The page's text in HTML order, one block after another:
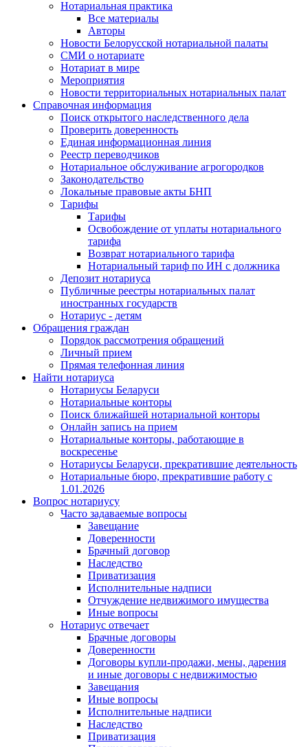
Нотариальная практика
Все материалы
Авторы
Новости Белорусской нотариальной палаты
СМИ о нотариате
Нотариат в мире
Мероприятия
Новости территориальных нотариальных палат
Справочная информация
Поиск открытого наследственного дела
Проверить доверенность
Единая информационная линия
Реестр переводчиков
Нотариальное обслуживание агрогородков
Законодательство
Локальные правовые акты БНП
Тарифы
Тарифы
Освобождение от уплаты нотариального
тарифа
Возврат нотариального тарифа
Нотариальный тариф по ИН с должника
Депозит нотариуса
Публичные реестры нотариальных палат
иностранных государств
Нотариус - детям
Обращения граждан
Порядок рассмотрения обращений
Личный прием
Прямая телефонная линия
Найти нотариуса
Нотариусы Беларуси
Нотариальные конторы
Поиск ближайшей нотариальной конторы
Онлайн запись на прием
Нотариальные конторы, работающие в
воскресенье
Нотариусы Беларуси, прекратившие деятельность
Нотариальные бюро, прекратившие работу с
1.01.2026
Вопрос нотариусу
Часто задаваемые вопросы
Завещание
Доверенности
Брачный договор
Наследство
Приватизация
Исполнительные надписи
Отчуждение недвижимого имущества
Иные вопросы
Нотариус отвечает
Брачные договоры
Доверенности
Договоры купли-продажи, мены, дарения
и иные договоры с недвижимостью
Завещания
Иные вопросы
Исполнительные надписи
Наследство
Приватизация